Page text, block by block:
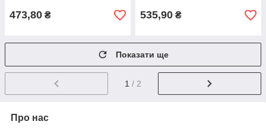
473,80 ₴ 535,90 ₴
Показати ще
1 / 2
Про нас